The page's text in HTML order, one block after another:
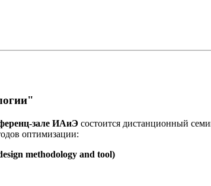
зале ИАиЭ состоится дистанционный
оптимизации:
methodology and tool)